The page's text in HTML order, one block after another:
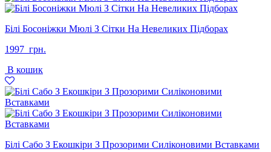
Білі Босоніжки Мюлі З Сітки На Невеликих Підборах
1997 грн.
В кошик
Білі Сабо З Екошкіри З Прозорими Силіконовими Вставками